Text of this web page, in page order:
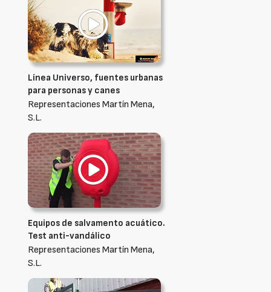
Línea Universo, fuentes urbanas
para personas y canes
Representaciones Martín Mena,
S.L.
Equipos de salvamento acuático.
Test anti-vandálico
Representaciones Martín Mena,
S.L.